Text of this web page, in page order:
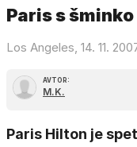
Paris s šminko
Los Angeles, 14. 11.
AVTOR:
M.K.
Paris Hilton je spet